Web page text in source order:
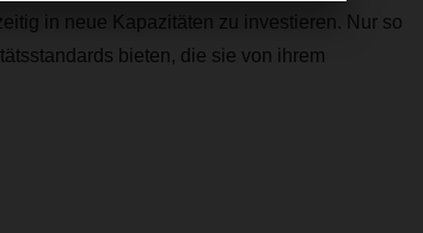
in neue Kapazitäten zu investieren. Nur so
bieten, die sie von ihrem